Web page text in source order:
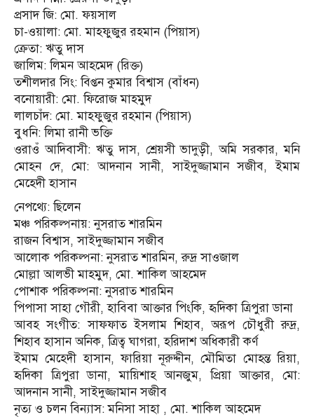
প্রসাদ জি: মো. ফয়সাল
চা-ওয়ালা: মো. মাহফুজুর রহমান (পিয়াস)
ক্রেতা: ঋতু দাস
জালিম: লিমন আহমেদ (রিক্ত)
তশীলদার সিং: বিপ্তন কুমার বিশ্বাস (বাঁধন)
বনোয়ারী: মো. ফিরোজ মাহমুদ
লালচাঁদ: মো. মাহফুজুর রহমান (পিয়াস)
বুধনি: লিমা রানী ভক্তি
ওরাওঁ আদিবাসী: ঋতু দাস, শ্রেয়সী ভাদুড়ী, অমি সরকার, মনি
মোহন দে, মো: আদনান সানী, সাইদুজ্জামান সজীব, ইমাম
মেহেদী হাসান
নেপথ্যে: ছিলেন
মঞ্চ পরিকল্পনায়: নুসরাত শারমিন
রাজন বিশ্বাস, সাইদুজ্জামান সজীব
আলোক পরিকল্পনা: নুসরাত শারমিন, রুদ্র সাওজাল
মোল্লা আলভী মাহমুদ, মো. শাকিল আহমেদ
পোশাক পরিকল্পনা: নুসরাত শারমিন
পিপাসা সাহা গৌরী, হাবিবা আক্তার পিংকি, হৃদিকা ত্রিপুরা ডানা
আবহ সংগীত: সাফফাত ইসলাম শিহাব, অরূপ চৌধুরী রুদ্র,
শিহাব হাসান অনিক, ত্রিত্ব ঘাগরা, হরিদাশ অধিকারী কর্ণ
ইমাম মেহেদী হাসান, ফারিয়া নূরুদ্দীন, মৌমিতা মোহন্ত রিয়া,
হৃদিকা ত্রিপুরা ডানা, মায়িশাহ আনজুম, প্রিয়া আক্তার, মো:
আদনান সানী, সাইদুজ্জামান সজীব
নৃত্য ও চলন বিন্যাস: মনিসা সাহা , মো. শাকিল আহমেদ